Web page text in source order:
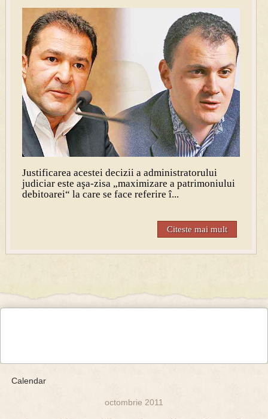
Justificarea acestei decizii a administratorului
judiciar este aşa-zisa „maximizare a patrimoniului
debitoarei“ la care se face referire î...
Citeste mai mult
Calendar
octombrie 2011